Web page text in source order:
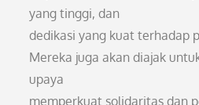
yang tinggi, dan
dedikasi yang kuat terhadap
Mereka juga akan diajak
upaya
memperkuat solidaritas dan